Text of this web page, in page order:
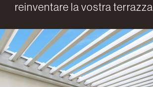
reinventare la vostra terrazza